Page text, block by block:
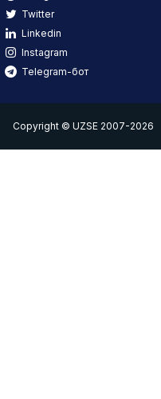
Twitter
Linkedin
Instagram
Telegram-бот
Copyright © UZSE 2007-2026